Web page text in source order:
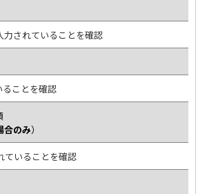
されていることを確認
ことを確認
合のみ）
ていることを確認